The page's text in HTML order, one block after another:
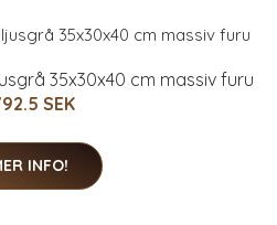
35x30x40 cm massiv furu
SEK
INFO!